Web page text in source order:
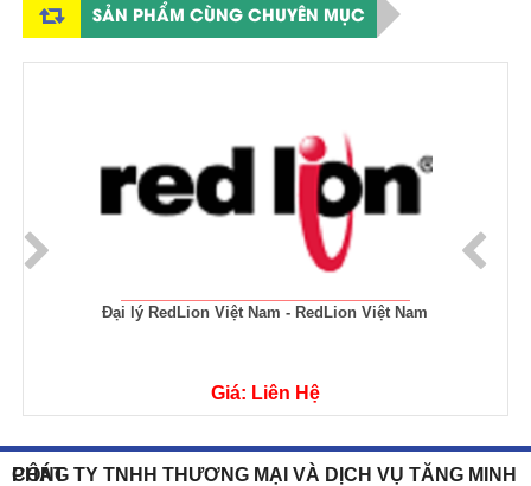
SẢN PHẨM CÙNG CHUYÊN MỤC
Đại lý RedLion Việt Nam - RedLion Việt Nam
Giá: Liên Hệ
CÔNG TY TNHH THƯƠNG MẠI VÀ DỊCH VỤ TĂNG MINH PHÁT